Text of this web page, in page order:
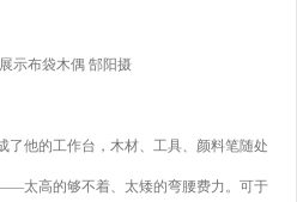
示布袋木偶 郜阳摄
他的工作台，木材、工具、颜料笔随处
太高的够不着、太矮的弯腰费力。可于